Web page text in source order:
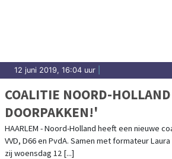
12 juni 2019, 16:04 uur
COALITIE NOORD-
DOORPAKKEN!'
HAARLEM - Noord-Holland heeft een nieuwe
VVD, D66 en PvdA. Samen met formateur
zij woensdag 12 [...]